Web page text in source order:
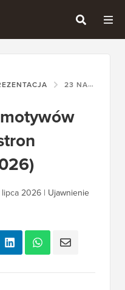
23 NAJLEPSZYCH MOTYWÓW WORDPRESS DLA STRON FINANSOWYCH (2026)
2026 | Ujawnienie